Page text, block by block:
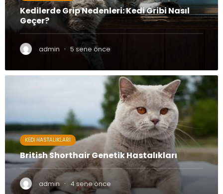
Kedilerde Grip Nedenleri: Kedi Gribi Nasıl
Geçer?
admin · 5 sene önce
KEDI HASTALIKLARI
British Shorthair Genetik Hastalıkları
admin · 4 sene önce